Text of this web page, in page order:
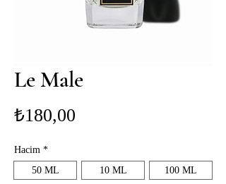
Le Male
₺180,00
Hacim *
50 ML
10 ML 100 ML